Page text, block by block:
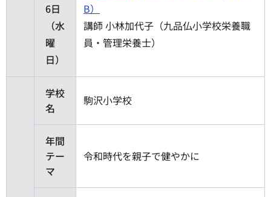
6日
（水
曜
日）
B）
講師 小林加代子（九品仏小学校栄養職
員・管理栄養士）
学校
名
駒沢小学校
年間
テー
マ
令和時代を親子で健やかに